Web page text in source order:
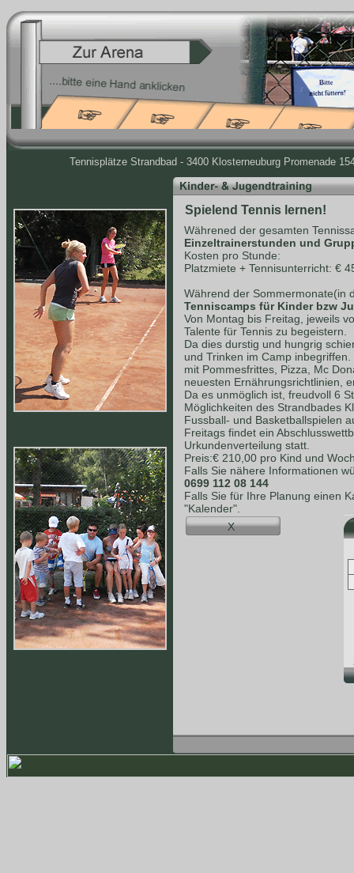
Tennisplätze Strandbad - 3400 Klosterneuburg Promenade
Spielend Tennis lernen!
Währened der gesamten
Einzeltrainerstunden und
Kosten pro Stunde:
Platzmiete + Tennisunterricht: €
Während der Sommermonate(in
Tenniscamps für Kinder bzw
Von Montag bis Freitag, jeweils
Talente für Tennis zu begeistern.
Da dies durstig und hungrig
und Trinken im Camp
mit Pommesfrittes, Pizza, Mc
neuesten Ernährungsrichtlinien,
Da es unmöglich ist, freudvoll 6
Möglichkeiten des Strandbades
Fussball- und Basketballspielen
Freitags findet ein
Urkundenverteilung statt.
Preis:€ 210,00 pro Kind und
Falls Sie nähere Informationen
0699 112 08 144
Falls Sie für Ihre Planung einen
"Kalender".